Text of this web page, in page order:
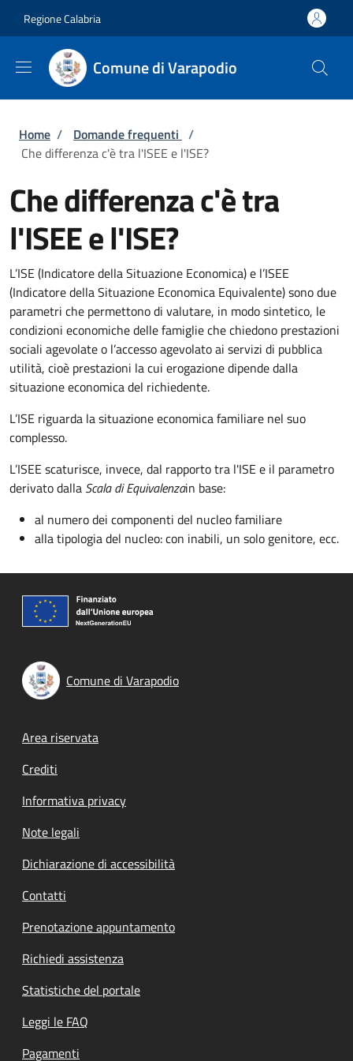
Regione Calabria
Comune di Varapodio
Briciole di pane
Home / Domande frequenti /
Che differenza c'è tra l'ISEE e l'ISE?
Che differenza c'è tra
l'ISEE e l'ISE?
L’ISE (Indicatore della Situazione Economica) e l’ISEE
(Indicatore della Situazione Economica Equivalente) sono due
parametri che permettono di valutare, in modo sintetico, le
condizioni economiche delle famiglie che chiedono prestazioni
sociali agevolate o l’accesso agevolato ai servizi di pubblica
utilità, cioè prestazioni la cui erogazione dipende dalla
situazione economica del richiedente.
L’ISE riguarda la situazione economica familiare nel suo
complesso.
L’ISEE scaturisce, invece, dal rapporto tra l'ISE e il parametro
derivato dalla Scala di Equivalenzain base:
al numero dei componenti del nucleo familiare
alla tipologia del nucleo: con inabili, un solo genitore, ecc.
Comune di Varapodio
Footer menu
Area riservata
Crediti
Informativa privacy
Note legali
Dichiarazione di accessibilità
Contatti
Prenotazione appuntamento
Richiedi assistenza
Statistiche del portale
Leggi le FAQ
Pagamenti